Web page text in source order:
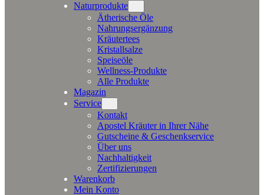
Naturprodukte
Ätherische Öle
Nahrungsergänzung
Kräutertees
Kristallsalze
Speiseöle
Wellness-Produkte
Alle Produkte
Magazin
Service
Kontakt
Apostel Kräuter in Ihrer Nähe
Gutscheine & Geschenkservice
Über uns
Nachhaltigkeit
Zertifizierungen
Warenkorb
Mein Konto